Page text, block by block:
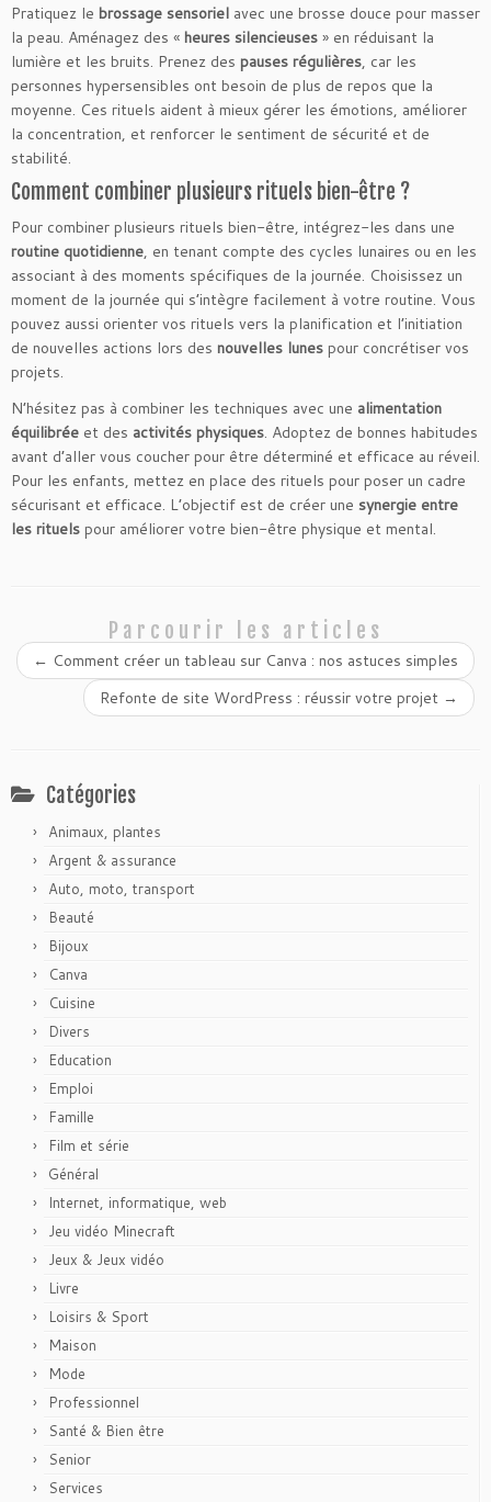
Pratiquez le brossage sensoriel avec une brosse douce pour masser
la peau. Aménagez des « heures silencieuses » en réduisant la
lumière et les bruits. Prenez des pauses régulières, car les
personnes hypersensibles ont besoin de plus de repos que la
moyenne. Ces rituels aident à mieux gérer les émotions, améliorer
la concentration, et renforcer le sentiment de sécurité et de
stabilité.
Comment combiner plusieurs rituels bien-être ?
Pour combiner plusieurs rituels bien-être, intégrez-les dans une
routine quotidienne, en tenant compte des cycles lunaires ou en les
associant à des moments spécifiques de la journée. Choisissez un
moment de la journée qui s’intègre facilement à votre routine. Vous
pouvez aussi orienter vos rituels vers la planification et l’initiation
de nouvelles actions lors des nouvelles lunes pour concrétiser vos
projets.
N’hésitez pas à combiner les techniques avec une alimentation
équilibrée et des activités physiques. Adoptez de bonnes habitudes
avant d’aller vous coucher pour être déterminé et efficace au réveil.
Pour les enfants, mettez en place des rituels pour poser un cadre
sécurisant et efficace. L’objectif est de créer une synergie entre
les rituels pour améliorer votre bien-être physique et mental.
Parcourir les articles
← Comment créer un tableau sur Canva : nos astuces simples
Refonte de site WordPress : réussir votre projet →
Catégories
Animaux, plantes
Argent & assurance
Auto, moto, transport
Beauté
Bijoux
Canva
Cuisine
Divers
Education
Emploi
Famille
Film et série
Général
Internet, informatique, web
Jeu vidéo Minecraft
Jeux & Jeux vidéo
Livre
Loisirs & Sport
Maison
Mode
Professionnel
Santé & Bien être
Senior
Services